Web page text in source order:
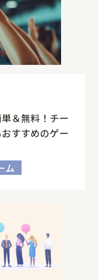
＆無料！チー
すすめのゲー
ム